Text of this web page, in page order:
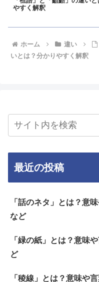
やすく解釈
ホーム 違い
いとは？分かりやすく解釈
最近の投稿
「話のネタ」とは？意
など
「緑の紙」とは？意味
ど
「稜線」とは？意味や